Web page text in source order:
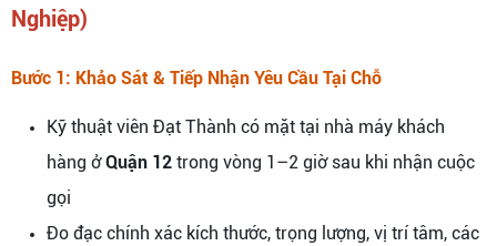
Nghiệp)
Bước 1: Khảo Sát & Tiếp Nhận Yêu Cầu Tại Chỗ
Kỹ thuật viên Đạt Thành có mặt tại nhà máy khách
hàng ởQuận 12 trong vòng 1–2 giờ sau khi nhận cuộc
gọi
Đo đạc chính xác kích thước, trọng lượng, vị trí tâm, các